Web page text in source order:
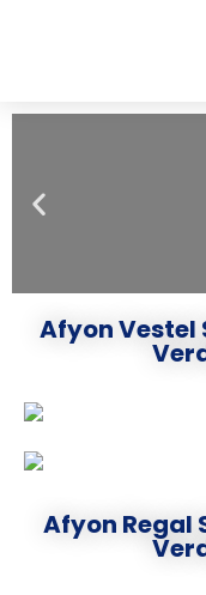
Afyon Vestel
Afyon Regal